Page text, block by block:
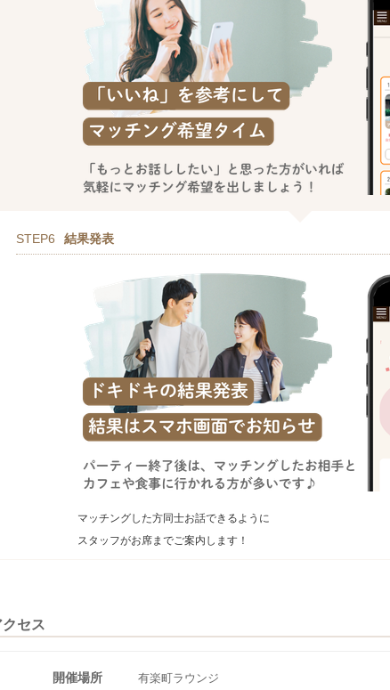
STEP6 結果発表
マッチングした方同士お話できるように
スタッフがお席までご案内します！
クセス
開催場所 有楽町ラウンジ